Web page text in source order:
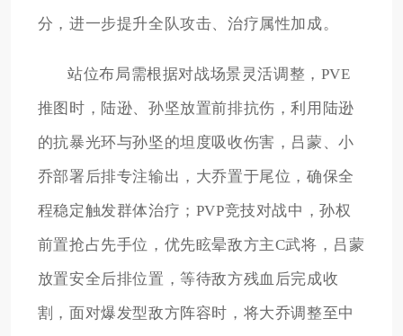
分，进一步提升全队攻击、治疗属性加成。
站位布局需根据对战场景灵活调整，PVE
推图时，陆逊、孙坚放置前排抗伤，利用陆逊
的抗暴光环与孙坚的坦度吸收伤害，吕蒙、小
乔部署后排专注输出，大乔置于尾位，确保全
程稳定触发群体治疗；PVP竞技对战中，孙权
前置抢占先手位，优先眩晕敌方主C武将，吕蒙
放置安全后排位置，等待敌方残血后完成收
割，面对爆发型敌方阵容时，将大乔调整至中